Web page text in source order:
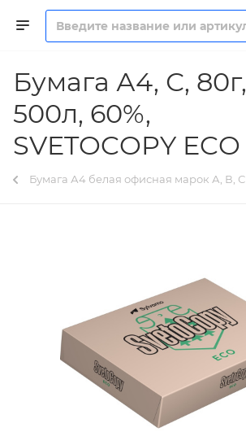
Бумага А4, С, 80г,
500л, 60%,
SVETOCOPY ECO
Бумага А4 белая офисная марок А, В, С